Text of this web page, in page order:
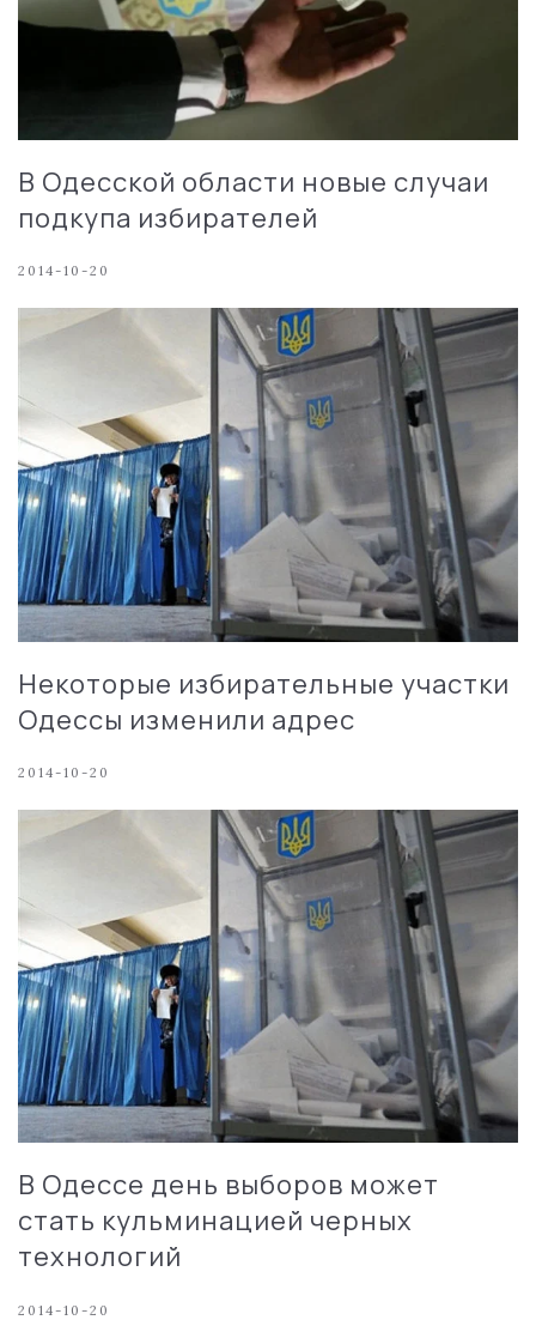
В Одесской области новые случаи
подкупа избирателей
2014-10-20
Некоторые избирательные участки
Одессы изменили адрес
2014-10-20
В Одессе день выборов может
стать кульминацией черных
технологий
2014-10-20